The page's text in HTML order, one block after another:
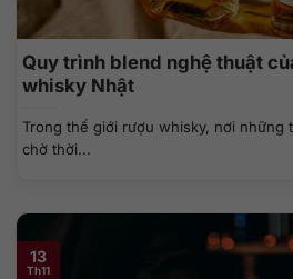
Quy trình blend nghệ thuật
whisky Nhật
Trong thế giới rượu whisky, nơi những
chờ thời...
13
Th11